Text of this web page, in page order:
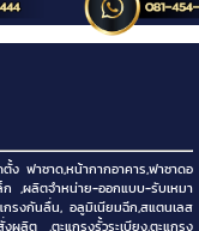
ง ฟาซาด,หน้ากากอาคาร,ฟาซาดอ
ก ,ผลิตจำหน่าย-ออกแบบ-รับเหมา
กรงกันลื่น, อลูมิเนียมฉีก,สแตนเลส
ผลิต ,ตะแกรงรั้วระเบียง,ตะแกรง